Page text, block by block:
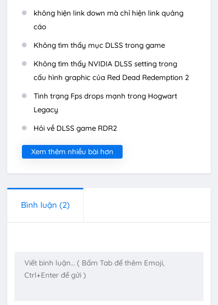
không hiện link down mà chỉ hiện link quảng
cáo
Không tìm thấy mục DLSS trong game
Không tìm thấy NVIDIA DLSS setting trong
cấu hình graphic của Red Dead Redemption 2
Tình trạng Fps drops mạnh trong Hogwart
Legacy
Hỏi về DLSS game RDR2
Xem thêm nhiều bài hơn
Bình luận (2)